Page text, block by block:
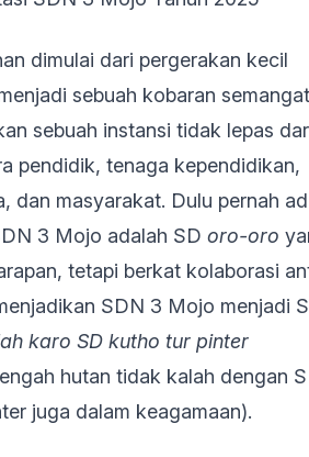
dimulai dari pergerakan kecil
sebuah kobaran
sebuah instansi tidak lepas
pendidik, tenaga kependidikan,
dan masyarakat. Dulu pernah
3 Mojo adalah SD oro-oro
tetapi berkat kolaborasi
SDN 3 Mojo menjadi
karo SD kutho tur pinter
hutan tidak kalah dengan
juga dalam keagamaan).